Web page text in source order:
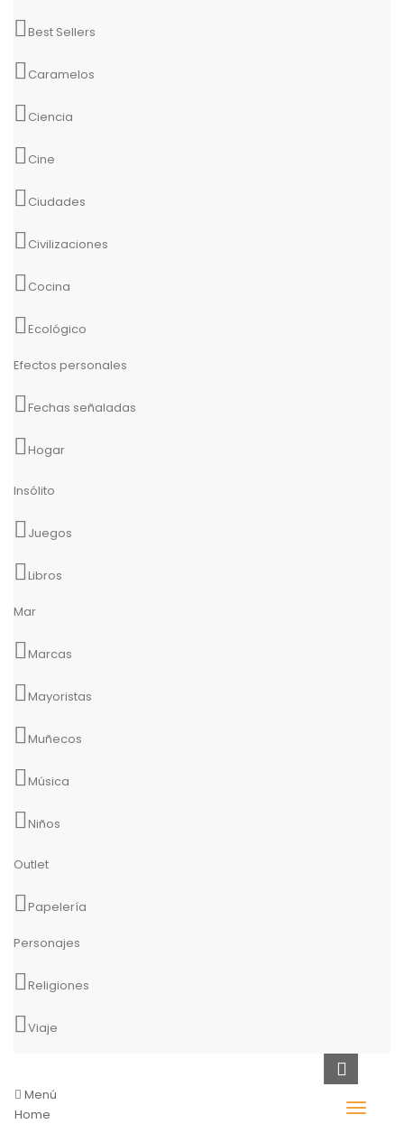
Best Sellers
Caramelos
Ciencia
Cine
Ciudades
Civilizaciones
Cocina
Ecológico
Efectos personales
Fechas señaladas
Hogar
Insólito
Juegos
Libros
Mar
Marcas
Mayoristas
Muñecos
Música
Niños
Outlet
Papelería
Personajes
Religiones
Viaje
Menú
Home